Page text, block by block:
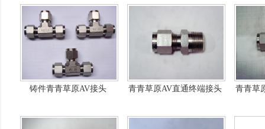
铸件青青草原AV接头 青青草原AV直通终端接头 青青草